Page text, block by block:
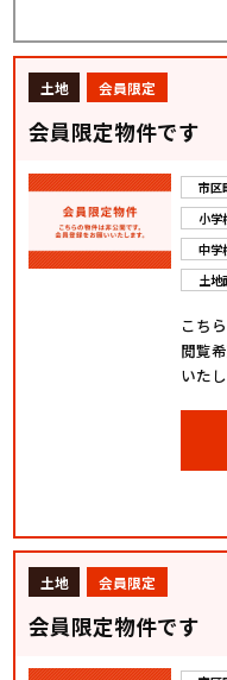
土地 会員限定
会員限定物件です
市区
小学
中学
土地
こち
閲覧
いたし
土地 会員限定
会員限定物件です